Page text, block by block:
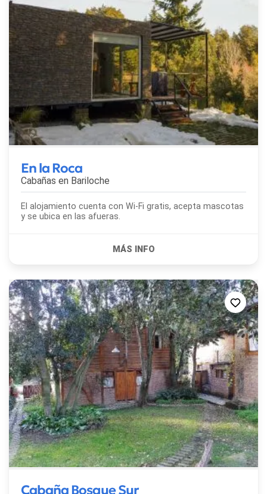
En la Roca
Cabañas en Bariloche
El alojamiento cuenta con Wi-Fi gratis, acepta mascotas
y se ubica en las afueras.
Cabaña Bosque Sur